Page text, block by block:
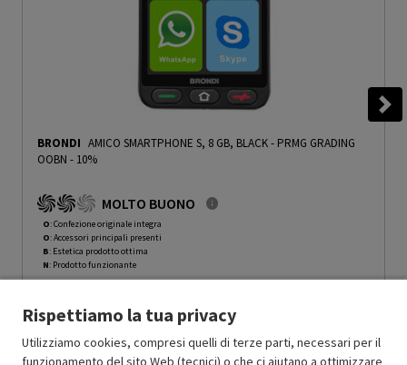
BRONDI AMICO SMARTPHONE S, 8 GB, BLACK- PRMG GRADING
OOBN - 10%
MOLTO BUONO
O: Confezione originale integra
O: Accessori principali presenti
B: Estetica prodotto ottima
N: Prodotto funzionante
Ricondizionato Prezzo ridotto da
89.99 a-50%
In Promozione 44.99
Rispettiamo la tua privacy
Utilizziamo cookies, compresi quelli di terze parti, necessari per il
funzionamento del sito Web (tecnici) o che ci aiutano a ottimizzare